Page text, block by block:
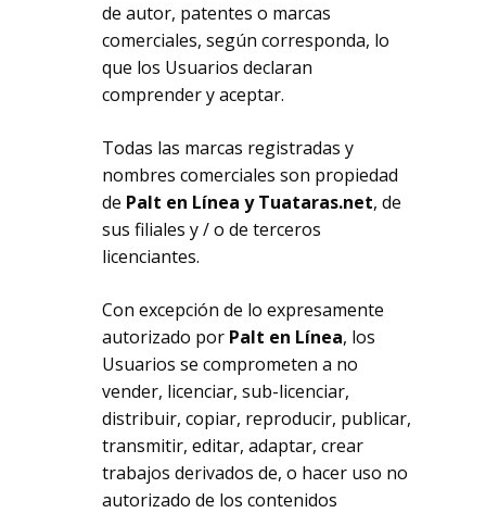
de autor, patentes o marcas
comerciales, según corresponda, lo
que los Usuarios declaran
comprender y aceptar.
Todas las marcas registradas y
nombres comerciales son propiedad
de Palt en Línea y Tuataras.net, de
sus filiales y / o de terceros
licenciantes.
Con excepción de lo expresamente
autorizado por Palt en Línea, los
Usuarios se comprometen a no
vender, licenciar, sub-licenciar,
distribuir, copiar, reproducir, publicar,
transmitir, editar, adaptar, crear
trabajos derivados de, o hacer uso no
autorizado de los contenidos